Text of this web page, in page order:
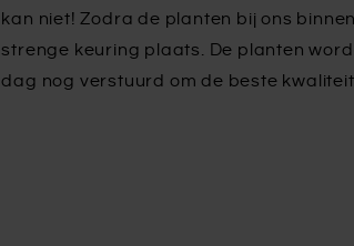
kan niet! Zodra de planten bij ons
strenge keuring plaats. De planten
dag nog verstuurd om de beste kwaliteit